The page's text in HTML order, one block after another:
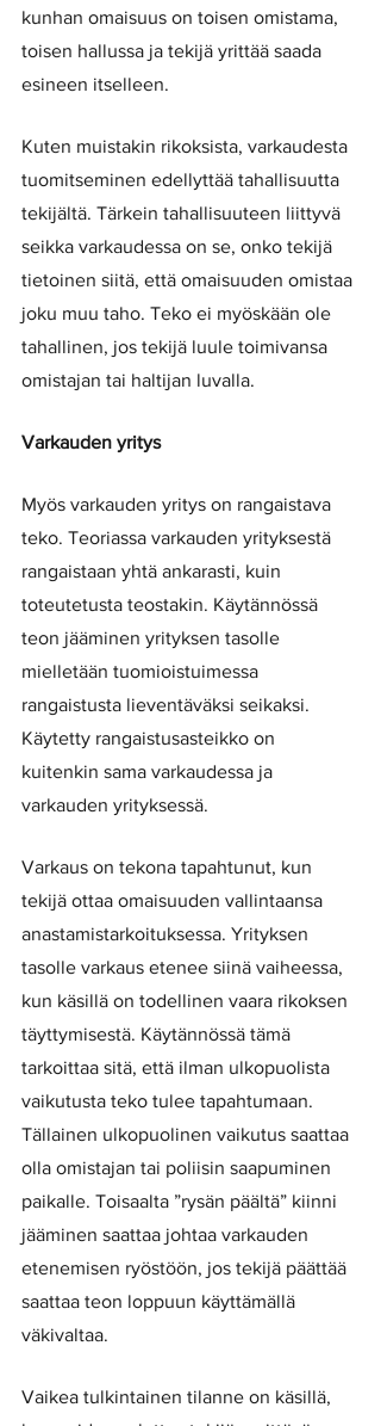
kunhan omaisuus on toisen omistama,
toisen hallussa ja tekijä yrittää saada
esineen itselleen.
Kuten muistakin rikoksista, varkaudesta
tuomitseminen edellyttää tahallisuutta
tekijältä. Tärkein tahallisuuteen liittyvä
seikka varkaudessa on se, onko tekijä
tietoinen siitä, että omaisuuden omistaa
joku muu taho. Teko ei myöskään ole
tahallinen, jos tekijä luule toimivansa
omistajan tai haltijan luvalla.
Varkauden yritys
Myös varkauden yritys on rangaistava
teko. Teoriassa varkauden yrityksestä
rangaistaan yhtä ankarasti, kuin
toteutetusta teostakin. Käytännössä
teon jääminen yrityksen tasolle
mielletään tuomioistuimessa
rangaistusta lieventäväksi seikaksi.
Käytetty rangaistusasteikko on
kuitenkin sama varkaudessa ja
varkauden yrityksessä.
Varkaus on tekona tapahtunut, kun
tekijä ottaa omaisuuden vallintaansa
anastamistarkoituksessa. Yrityksen
tasolle varkaus etenee siinä vaiheessa,
kun käsillä on todellinen vaara rikoksen
täyttymisestä. Käytännössä tämä
tarkoittaa sitä, että ilman ulkopuolista
vaikutusta teko tulee tapahtumaan.
Tällainen ulkopuolinen vaikutus saattaa
olla omistajan tai poliisin saapuminen
paikalle. Toisaalta ”rysän päältä” kiinni
jääminen saattaa johtaa varkauden
etenemisen ryöstöön, jos tekijä päättää
saattaa teon loppuun käyttämällä
väkivaltaa.
Vaikea tulkintainen tilanne on käsillä,